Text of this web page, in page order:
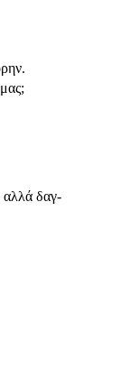
αλλά δαγ-